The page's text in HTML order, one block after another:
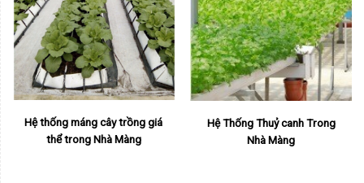
Hệ thống máng cây trồng giá
thể trong Nhà Màng
Hệ Thống Thuỷ canh Trong
Nhà Màng